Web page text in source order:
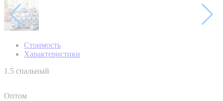
Стоимость
Характеристики
1.5 спальный
Оптом